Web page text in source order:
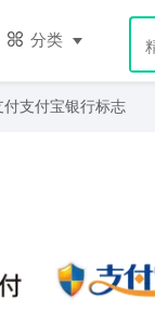
分类
付支付宝银行标志